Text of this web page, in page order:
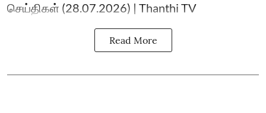
செய்திகள் (28.07.2026) | Thanthi TV
Read More